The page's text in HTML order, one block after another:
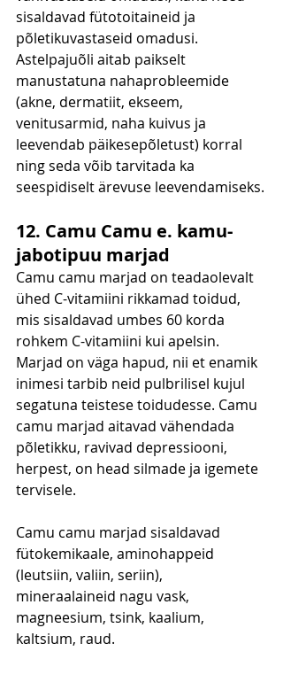
sisaldavad fütotoitaineid ja
põletikuvastaseid omadusi.
Astelpajuõli aitab paikselt
manustatuna nahaprobleemide
(akne, dermatiit, ekseem,
venitusarmid, naha kuivus ja
leevendab päikesepõletust) korral
ning seda võib tarvitada ka
seespidiselt ärevuse leevendamiseks.
12. Camu Camu e. kamu-
jabotipuu marjad
Camu camu marjad on teadaolevalt
ühed C-vitamiini rikkamad toidud,
mis sisaldavad umbes 60 korda
rohkem C-vitamiini kui apelsin.
Marjad on väga hapud, nii et enamik
inimesi tarbib neid pulbrilisel kujul
segatuna teistese toidudesse. Camu
camu marjad aitavad vähendada
põletikku, ravivad depressiooni,
herpest, on head silmade ja igemete
tervisele.
Camu camu marjad sisaldavad
fütokemikaale, aminohappeid
(leutsiin, valiin, seriin),
mineraalaineid nagu vask,
magneesium, tsink, kaalium,
kaltsium, raud.